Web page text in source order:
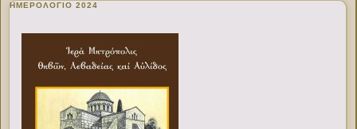
ΗΜΕΡΟΛΟΓΙΟ 2024